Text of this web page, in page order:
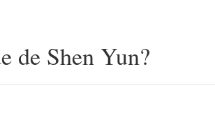
de Shen Yun?